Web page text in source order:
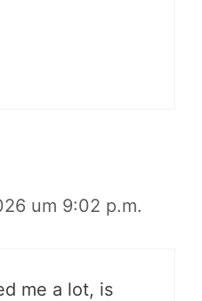
um 9:02 p.m.
me a lot, is